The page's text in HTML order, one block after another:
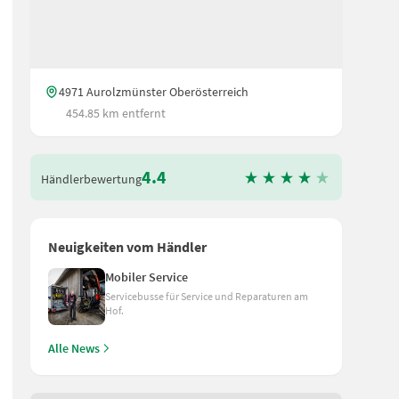
4971 Aurolzmünster Oberösterreich
454.85 km entfernt
Händlerbewertung4.4
Neuigkeiten vom Händler
Mobiler Service
Servicebusse für Service und Reparaturen am
Hof.
Alle News